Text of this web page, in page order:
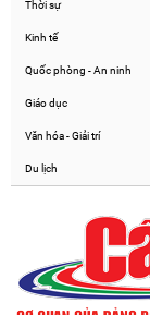
Thời sự
Kinh tế
Quốc phòng - An ninh
Giáo dục
Văn hóa - Giải trí
Du lịch